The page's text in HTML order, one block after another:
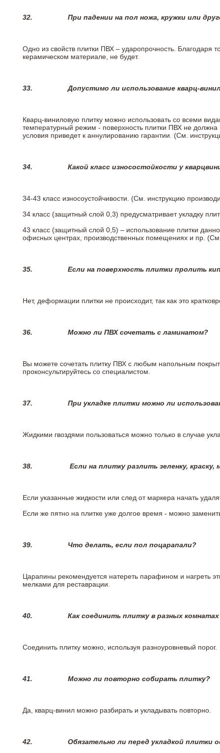
32. При падении на пол ножа, кружки или
Одно из свойств плитки ПВХ – ударопрочность. Благодаря
керамическом материале, не будет.
33.Допустимо ли использование кварц-
Кварц-виниловую плитку можно использовать со всеми
температурный режим - поверхность плитки ПВХ не
условия приведет к аннулированию гарантии. (См.
34. Какой класс износостойкости у
34-43 класс износоустойчивости. (См. инструкцию
34 класс (защитный слой 0,3) предусматривает укладку
43 класс (защитный слой 0,5) – использование плитки
офисных центрах, производственных помещениях и пр.
35. Если на поверхность плитки пролить
Нет, деформации плитки не происходит, так как это
36. Можно ли ПВХ сочетать с ламинатом?
Вы можете сочетать плитку ПВХ с любым напольным
проконсультируйтесь со специалистом.
37. При укладке плитки можно ли
Жидкими гвоздями пользоваться можно только в случае
38. Если на плитку разлить зеленку,
Если указанные жидкости или след от маркера начать
Если же пятно на плитке уже долгое время - можно
39. Что делать, если пол поцарапали?
Царапины рекомендуется натереть парафином и нагреть
мелками для реставрации.
40. Как соединить плитку в разных
Соединить плитку можно, используя разноуровневый порог.
41. Можно ли повторно собирать плитку?
Да, кварц-винил можно разбирать и укладывать повторно.
42. Обязательно ли перед укладкой плитки